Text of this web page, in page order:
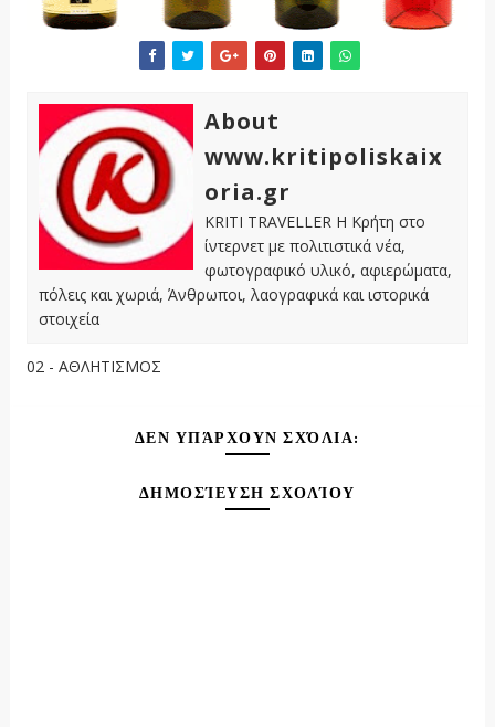
About
www.kritipoliskaix
oria.gr
KRITI TRAVELLER Η Κρήτη στο
ίντερνετ με πολιτιστικά νέα,
φωτογραφικό υλικό, αφιερώματα,
πόλεις και χωριά, Άνθρωποι, λαογραφικά και ιστορικά
στοιχεία
02 - ΑΘΛΗΤΙΣΜΟΣ
ΔΕΝ ΥΠΆΡΧΟΥΝ ΣΧΌΛΙΑ:
ΔΗΜΟΣΊΕΥΣΗ ΣΧΟΛΊΟΥ